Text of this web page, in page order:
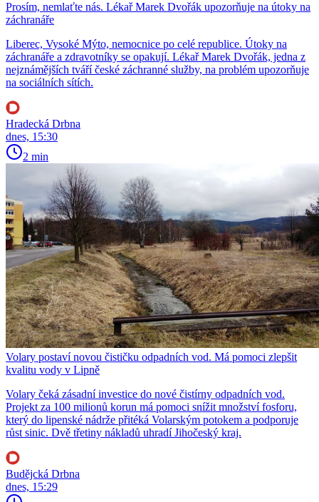
Prosím, nemlaťte nás. Lékař Marek Dvořák upozorňuje na útoky na
záchranáře
Liberec, Vysoké Mýto, nemocnice po celé republice. Útoky na
záchranáře a zdravotníky se opakují. Lékař Marek Dvořák, jedna z
nejznámějších tváří české záchranné služby, na problém upozorňuje
na sociálních sítích.
Hradecká Drbna
dnes, 15:30
2 min
Volary postaví novou čističku odpadních vod. Má pomoci zlepšit
kvalitu vody v Lipně
Volary čeká zásadní investice do nové čistírny odpadních vod.
Projekt za 100 milionů korun má pomoci snížit množství fosforu,
který do lipenské nádrže přitéká Volarským potokem a podporuje
růst sinic. Dvě třetiny nákladů uhradí Jihočeský kraj.
Budějcká Drbna
dnes, 15:29